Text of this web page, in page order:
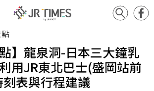
】龍泉洞-日本三大鐘乳
用JR東北巴士(盛岡站前
表與行程建議